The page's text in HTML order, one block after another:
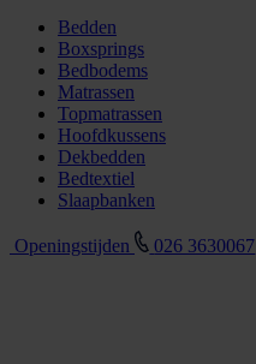
Bedden
Boxsprings
Bedbodems
Matrassen
Topmatrassen
Hoofdkussens
Dekbedden
Bedtextiel
Slaapbanken
Openingstijden 026 3630067